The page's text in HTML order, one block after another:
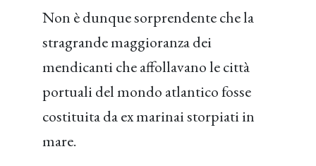
Non è dunque sorprendente che la
stragrande maggioranza dei
mendicanti che affollavano le città
portuali del mondo atlantico fosse
costituita da ex marinai storpiati in
mare.